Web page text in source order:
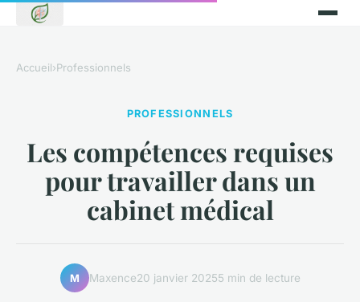
Accueil›Professionnels
PROFESSIONNELS
Les compétences requises
pour travailler dans un
cabinet médical
M Maxence20 janvier 20255 min de lecture